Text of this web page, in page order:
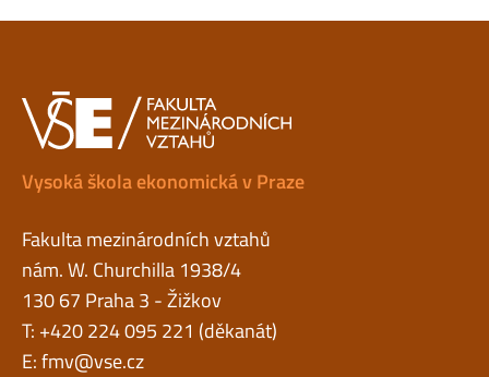
Vysoká škola ekonomická v Praze
Fakulta mezinárodních vztahů
nám. W. Churchilla 1938/4
130 67 Praha 3 - Žižkov
T: +420 224 095 221 (děkanát)
E:fmv@vse.cz